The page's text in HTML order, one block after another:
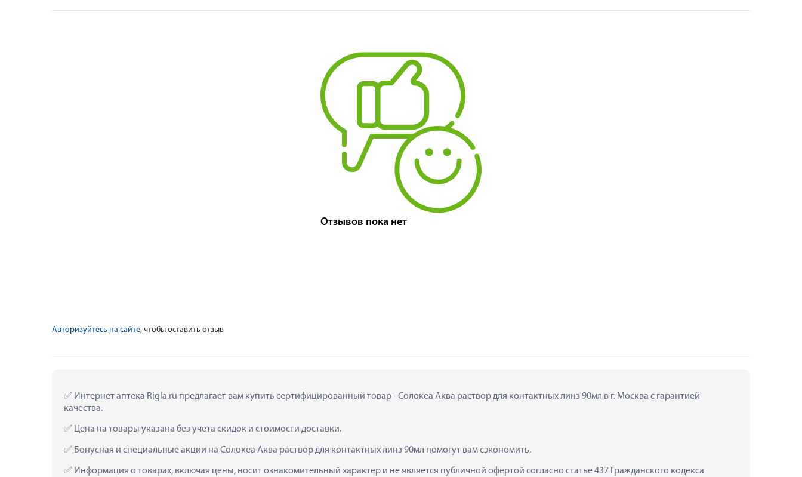
Отзывов пока нет
Авторизуйтесь на сайте, чтобы оставить отзыв
Интернет аптека Rigla.ru предлагает вам купить сертифицированный товар - Солокеа Аква раствор для контактных линз 90мл в г. Москва с гарантией
качества.
Цена на товары указана без учета скидок и стоимости доставки.
Бонусная и специальные акции на Солокеа Аква раствор для контактных линз 90мл помогут вам сэкономить.
Информация о товарах, включая цены, носит ознакомительный характер и не является публичной офертой согласно статье 437 Гражданского кодекса